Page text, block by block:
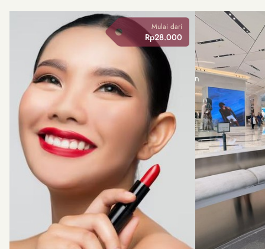
Mulai dari
Rp28.000